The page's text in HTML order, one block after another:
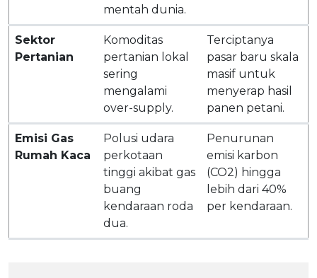
mentah dunia.
Sektor
Pertanian
Komoditas
pertanian lokal
sering
mengalami
over-supply.
Terciptanya
pasar baru skala
masif untuk
menyerap hasil
panen petani.
Emisi Gas
Rumah Kaca
Polusi udara
perkotaan
tinggi akibat gas
buang
kendaraan roda
dua.
Penurunan
emisi karbon
(CO2) hingga
lebih dari 40%
per kendaraan.